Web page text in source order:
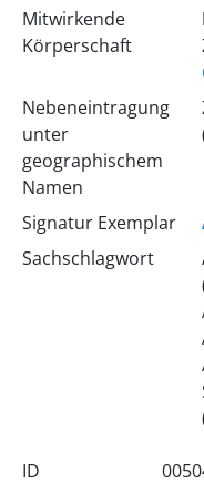
Mitwirkende
Körperschaft
Nebeneintragung
unter
geographischem
Namen
Signatur Exemplar
Sachschlagwort
ID